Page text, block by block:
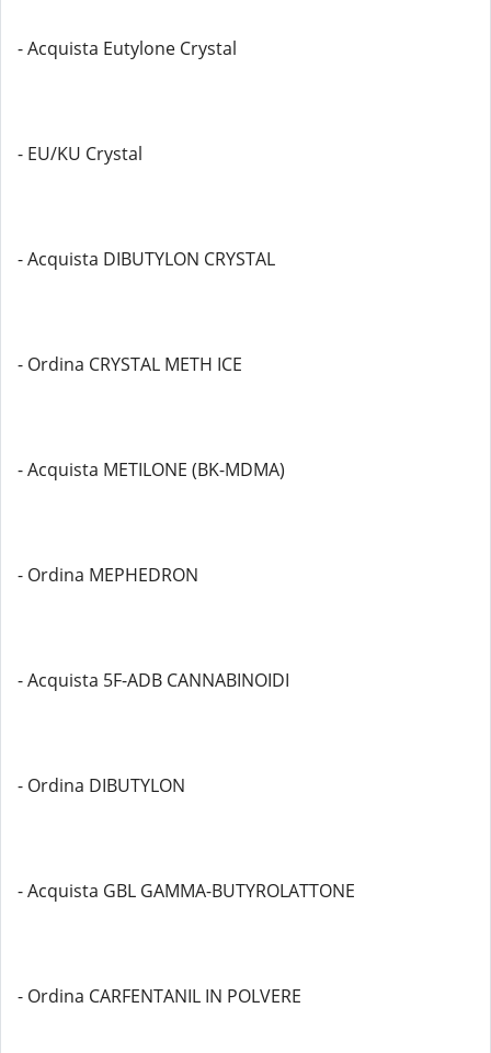
- Acquista Eutylone Crystal
- EU/KU Crystal
- Acquista DIBUTYLON CRYSTAL
- Ordina CRYSTAL METH ICE
- Acquista METILONE (BK-MDMA)
- Ordina MEPHEDRON
- Acquista 5F-ADB CANNABINOIDI
- Ordina DIBUTYLON
- Acquista GBL GAMMA-BUTYROLATTONE
- Ordina CARFENTANIL IN POLVERE